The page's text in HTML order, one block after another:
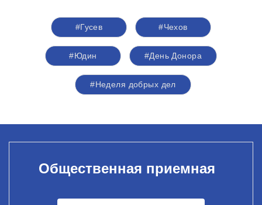
#Гусев #Чехов
#Юдин #День Донора
#Неделя добрых дел
Общественная приемная